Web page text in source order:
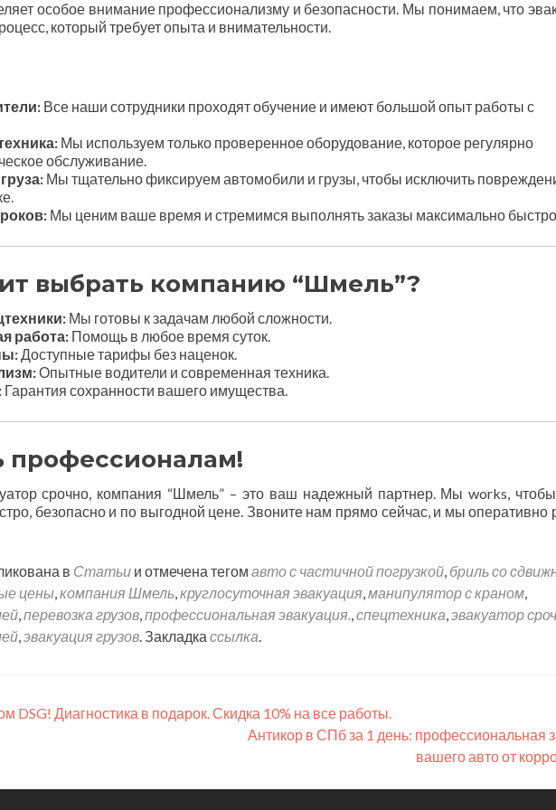
особое внимание профессионализму и безопасности. Мы понимаем, что
который требует опыта и внимательности.
Все наши сотрудники проходят обучение и имеют большой опыт работы с
Мы используем только проверенное оборудование, которое регулярно
обслуживание.
Мы тщательно фиксируем автомобили и грузы, чтобы исключить
Мы ценим ваше время и стремимся выполнять заказы максимально
выбрать компанию “Шмель”?
Мы готовы к задачам любой сложности.
работа: Помощь в любое время суток.
Доступные тарифы без наценок.
Опытные водители и современная техника.
Гарантия сохранности вашего имущества.
профессионалам!
срочно, компания “Шмель” – это ваш надежный партнер. Мы works,
безопасно и по выгодной цене. Звоните нам прямо сейчас, и мы
в Статьи и отмечена тегом авто с частичной погрузкой, бриль со
цены,компания Шмель,круглосуточная эвакуация,манипулятор с краном,
,перевозка грузов,профессиональная эвакуация.,спецтехника,эвакуатор
,эвакуация грузов. Закладка ссылка.
DSG! Диагностика в подарок. Скидка 10% на все работы.
Антикор в СПб за 1 день: профессиональная
вашего авто от